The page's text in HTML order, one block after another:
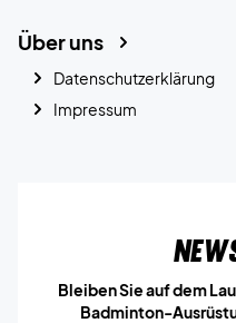
Über uns
Datenschutzerklärung
Impressum
Bleiben Sie auf dem
Badminton-